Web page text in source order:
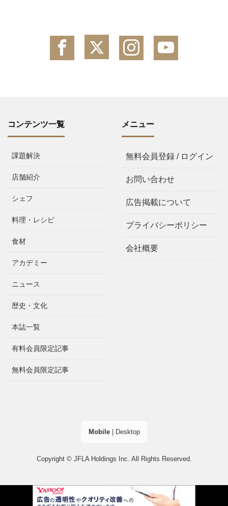
コンテンツ一覧
課題解決
店舗紹介
シェフ
料理・レシピ
食材
アカデミー
ニュース
歴史・文化
本誌一覧
有料会員限定記事
無料会員限定記事
メニュー
無料会員登録 / ログイン
お問い合わせ
広告掲載について
プライバシーポリシー
会社概要
Mobile| Desktop
Copyright © JFLA Holdings Inc. All Rights Reserved.